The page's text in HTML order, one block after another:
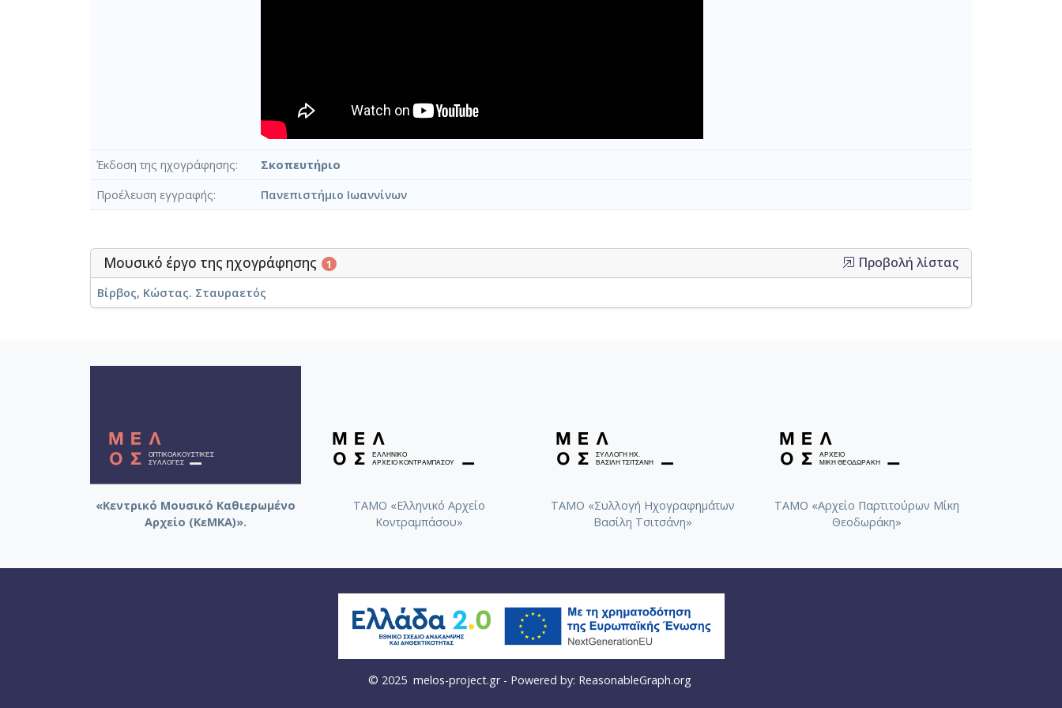
Έκδοση της ηχογράφησης
Σκοπευτήριο
Προέλευση εγγραφής
Πανεπιστήμιο Ιωαννίνων
Μουσικό έργο της ηχογράφησης 1 Προβολή λίστας
Βίρβος, Κώστας. Σταυραετός
«Κεντρικό Μουσικό Καθιερωμένο
Αρχείο (ΚεΜΚΑ)».
ΤΑΜΟ «Ελληνικό Αρχείο
Κοντραμπάσου»
ΤΑΜΟ «Συλλογή Ηχογραφημάτων
Βασίλη Τσιτσάνη»
ΤΑΜΟ «Αρχείο Παρτιτούρων Μίκη
Θεοδωράκη»
© 2025 melos-project.gr- Powered by: ReasonableGraph.org